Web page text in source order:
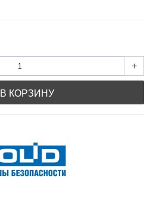
+
В КОРЗИНУ